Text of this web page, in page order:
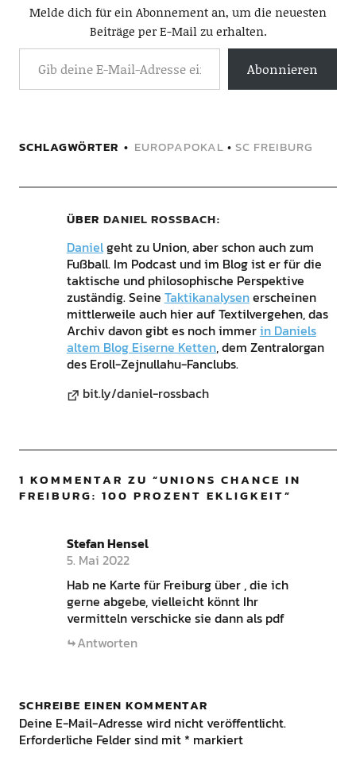
Melde dich für ein Abonnement an, um die neuesten
Beiträge per E-Mail zu erhalten.
Abonnieren
SCHLAGWÖRTER EUROPAPOKAL • SC FREIBURG
ÜBER DANIEL ROSSBACH
Danielgeht zu Union, aber schon auch zum
Fußball. Im Podcast und im Blog ist er für die
taktische und philosophische Perspektive
zuständig. Seine Taktikanalysenerscheinen
mittlerweile auch hier auf Textilvergehen, das
Archiv davon gibt es noch immerin Daniels
altem Blog Eiserne Ketten, dem Zentralorgan
des Eroll-Zejnullahu-Fanclubs.
bit.ly/daniel-rossbach
1 KOMMENTAR ZU “UNIONS CHANCE IN
FREIBURG: 100 PROZENT EKLIGKEIT”
Stefan Hensel
5. Mai 2022
Hab ne Karte für Freiburg über , die ich
gerne abgebe, vielleicht könnt Ihr
vermitteln verschicke sie dann als pdf
Antworten
SCHREIBE EINEN KOMMENTAR
Deine E-Mail-Adresse wird nicht veröffentlicht.
Erforderliche Felder sind mit * markiert